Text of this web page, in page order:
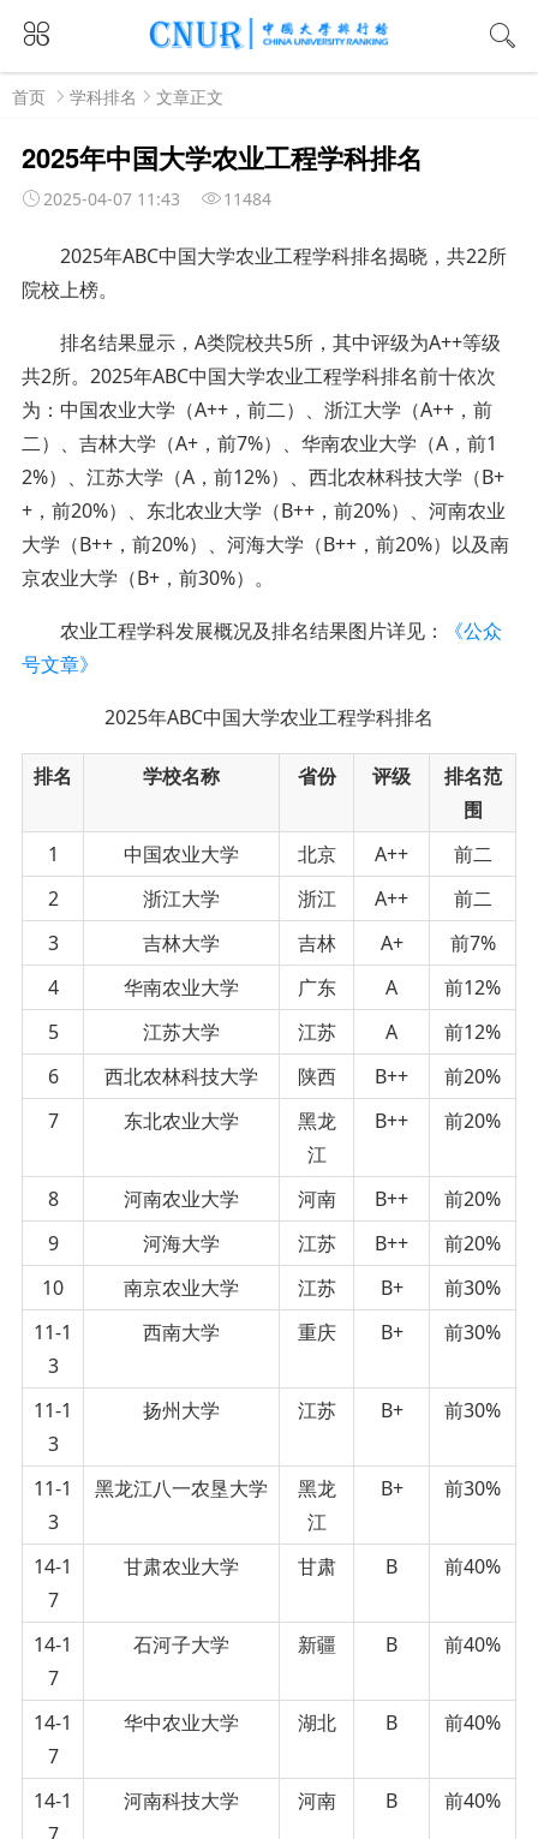
首页 学科排名 文章正文
2025年中国大学农业工程学科排名
2025-04-07 11:43 11484
2025年ABC中国大学农业工程学科排名揭晓，共22所
院校上榜。
排名结果显示，A类院校共5所，其中评级为A++等级
共2所。2025年ABC中国大学农业工程学科排名前十依次
为：中国农业大学（A++，前二）、浙江大学（A++，前
二）、吉林大学（A+，前7%）、华南农业大学（A，前1
2%）、江苏大学（A，前12%）、西北农林科技大学（B+
+，前20%）、东北农业大学（B++，前20%）、河南农业
大学（B++，前20%）、河海大学（B++，前20%）以及南
京农业大学（B+，前30%）。
农业工程学科发展概况及排名结果图片详见：
《公众
号文章》
2025年ABC中国大学农业工程学科排名
排名 学校名称 省份 评级
排名范
围
1
中国农业大学 北京 A++
前二
2
浙江大学 浙江 A++
前二
3
吉林大学 吉林 A+
前7%
4
华南农业大学 广东 A
前12%
5
江苏大学 江苏 A
前12%
6
西北农林科技大学 陕西 B++
前20%
7
东北农业大学
黑龙
江
B++ 前20%
8 河南农业大学 河南 B++
前20%
9
河海大学 江苏 B++
前20%
10
南京农业大学 江苏 B+
前30%
11-1
3
西南大学 重庆 B+ 前30%
11-1
3
扬州大学 江苏 B+ 前30%
11-1
3
黑龙江八一农垦大学
黑龙
江
B+ 前30%
14-1
7
甘肃农业大学 甘肃 B 前40%
14-1
7
石河子大学 新疆 B 前40%
14-1
7
华中农业大学 湖北 B 前40%
14-1
河南科技大学 河南 B 前40%